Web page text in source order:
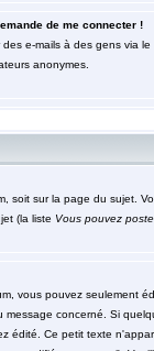
de me connecter !
e-mails à des gens via
anonymes.
soit sur la page du sujet.
(la liste Vous pouvez
vous pouvez seulement
message concerné. Si
édité. Ce petit texte